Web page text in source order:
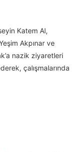
Katem Al,
Akpınar ve
nazik ziyaretleri
çalışmalarında